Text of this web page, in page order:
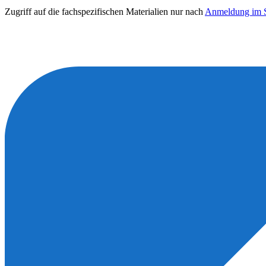
Zugriff auf die fachspezifischen Materialien nur nach Anmeldung im